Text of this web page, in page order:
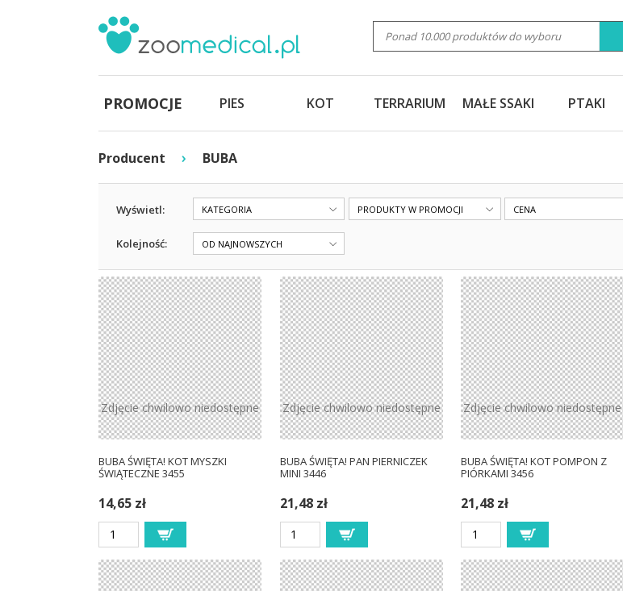
PROMOCJE PIES KOT TERRARIUM MAŁE SSAKI PTAKI
Producent › BUBA
Wyświetl: KATEGORIA PRODUKTY W PROMOCJI CENA
Kolejność: OD NAJNOWSZYCH
Zdjęcie chwilowo niedostępne
BUBA ŚWIĘTA! KOT MYSZKI
ŚWIĄTECZNE 3455
14,65 zł
Zdjęcie chwilowo niedostępne
BUBA ŚWIĘTA! PAN PIERNICZEK
MINI 3446
21,48 zł
Zdjęcie chwilowo niedostępne
BUBA ŚWIĘTA! KOT POMPON Z
PIÓRKAMI 3456
21,48 zł